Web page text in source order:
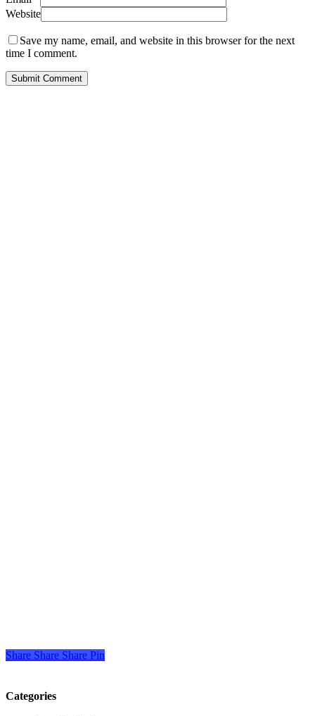
Website
Save my name, email, and website in this browser for the next
time I comment.
Share Share Share Pin
Categories